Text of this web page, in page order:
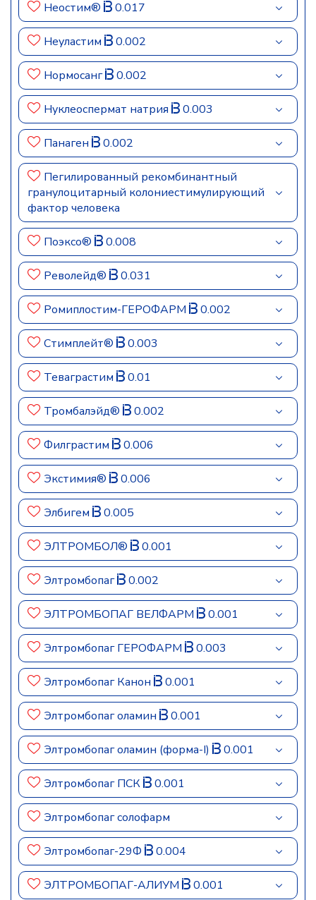
Неостим® 0.017
Неуластим 0.002
Нормосанг 0.002
Нуклеоспермат натрия 0.003
Панаген 0.002
Пегилированный рекомбинантный
гранулоцитарный колониестимулирующий
фактор человека
Поэксо® 0.008
Револейд® 0.031
Ромиплостим-ГЕРОФАРМ 0.002
Стимплейт® 0.003
Теваграстим 0.01
Тромбалэйд® 0.002
Филграстим 0.006
Экстимия® 0.006
Элбигем 0.005
ЭЛТРОМБОЛ® 0.001
Элтромбопаг 0.002
ЭЛТРОМБОПАГ ВЕЛФАРМ 0.001
Элтромбопаг ГЕРОФАРМ 0.003
Элтромбопаг Канон 0.001
Элтромбопаг оламин 0.001
Элтромбопаг оламин (форма-I) 0.001
Элтромбопаг ПСК 0.001
Элтромбопаг солофарм
Элтромбопаг-29Ф 0.004
ЭЛТРОМБОПАГ-АЛИУМ 0.001